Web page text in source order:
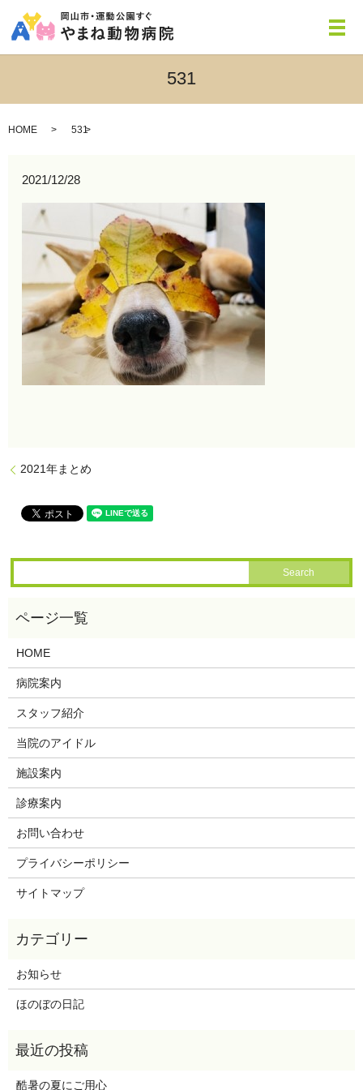
メ
531
HOME 531
2021/12/28
2021年まとめ
HOME
病院案内
スタッフ紹介
当院のアイドル
施設案内
診療案内
お問い合わせ
プライバシーポリシー
サイトマップ
お知らせ
ほのぼの日記
酷暑の夏にご用心